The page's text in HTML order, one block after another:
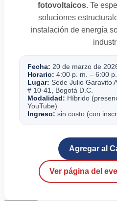
fotovoltaicos. Te
soluciones
instalación de energía
Fecha: 20 de marzo de
Horario: 4:00 p. m. – 6:00
Lugar: Sede Julio Garavito
# 10-41, Bogotá D.C.
Modalidad: Híbrido
YouTube)
Ingreso: sin costo (con
Agregar al
Ver página del